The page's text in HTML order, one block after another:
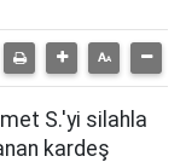
S.'yi silahla
kardeş